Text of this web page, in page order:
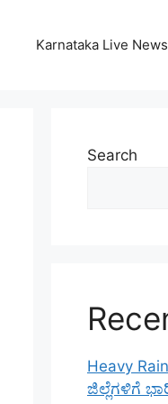
Karnataka Live News
Search
Heavy
ಜಿಲ್ಲೆಗಳಿಗೆ